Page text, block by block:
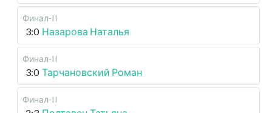
Финал-II
3:0 Назарова Наталья
Финал-II
3:0 Тарчановский Роман
Финал-II